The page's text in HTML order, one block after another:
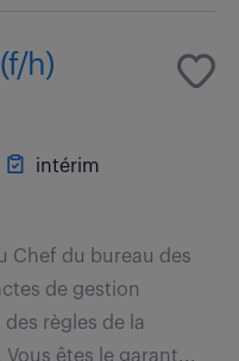
h)
intérim
Chef du bureau des
de gestion
règles de la
êtes le garant...